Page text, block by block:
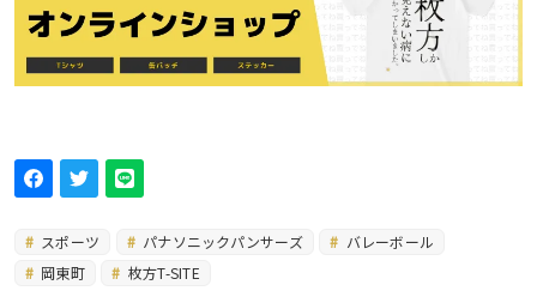
スポーツ パナソニックパンサーズ
バレーボール
岡東町
枚方T-SITE